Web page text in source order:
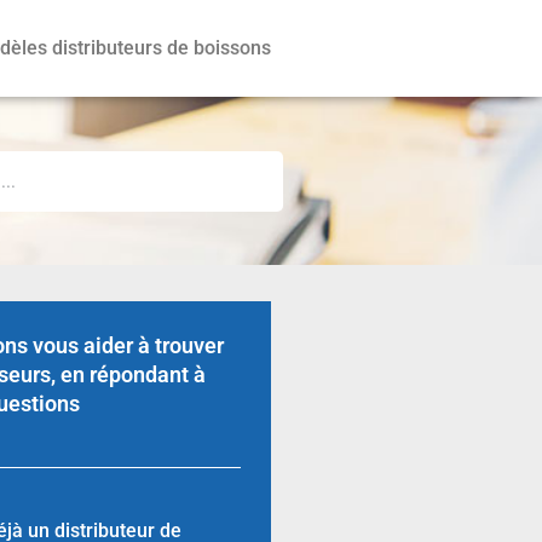
distributeurs de boissons
vous aider à trouver
en répondant à
un distributeur de